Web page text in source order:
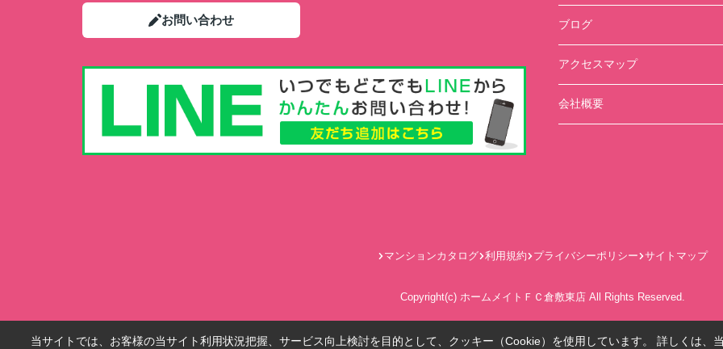
お問い合わせ ブログ
アクセスマップ
会社概要
マンションカタログ 利用規約 プライバシーポリシー サイトマップ
Copyright(c) ホームメイトＦＣ倉敷東店 All Rights Reserved.
当サイトでは、お客様の当サイト利用状況把握、サービス向上検討を目的として、クッキー（Cookie）を使用しています。 詳しくは、